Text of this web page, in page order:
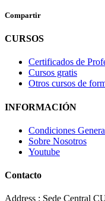
Compartir
CURSOS
Certificados de
Cursos gratis
Otros cursos de
INFORMACIÓN
Condiciones
Sobre Nosotros
Youtube
Contacto
Address : Sede Central